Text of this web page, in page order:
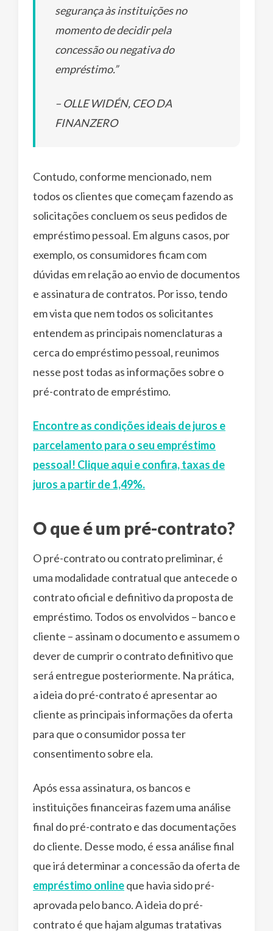
segurança às instituições no
momento de decidir pela
concessão ou negativa do
empréstimo.”
– OLLE WIDÉN, CEO DA
FINANZERO
Contudo, conforme mencionado, nem
todos os clientes que começam fazendo as
solicitações concluem os seus pedidos de
empréstimo pessoal. Em alguns casos, por
exemplo, os consumidores ficam com
dúvidas em relação ao envio de documentos
e assinatura de contratos. Por isso, tendo
em vista que nem todos os solicitantes
entendem as principais nomenclaturas a
cerca do empréstimo pessoal, reunimos
nesse post todas as informações sobre o
pré-contrato de empréstimo.
Encontre as condições ideais de juros e
parcelamento para o seu empréstimo
pessoal! Clique aqui e confira, taxas de
juros a partir de 1,49%.
O que é um pré-contrato?
O pré-contrato ou contrato preliminar, é
uma modalidade contratual que antecede o
contrato oficial e definitivo da proposta de
empréstimo. Todos os envolvidos – banco e
cliente – assinam o documento e assumem o
dever de cumprir o contrato definitivo que
será entregue posteriormente. Na prática,
a ideia do pré-contrato é apresentar ao
cliente as principais informações da oferta
para que o consumidor possa ter
consentimento sobre ela.
Após essa assinatura, os bancos e
instituições financeiras fazem uma análise
final do pré-contrato e das documentações
do cliente. Desse modo, é essa análise final
que irá determinar a concessão da oferta de
empréstimo onlineque havia sido pré-
aprovada pelo banco. A ideia do pré-
contrato é que hajam algumas tratativas